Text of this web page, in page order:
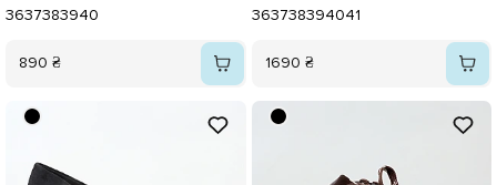
3637383940
890 ₴
363738394041
1690 ₴